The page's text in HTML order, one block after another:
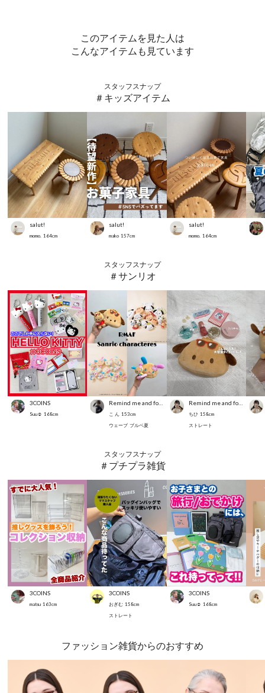
このアイテムを見た人は
こんなアイテムも見ています
スタッフスナップ
＃キッズアイテム
salut!
momo. 164cm
salut!
mako 157cm
salut!
momo. 164cm
スタッフスナップ
＃サンリオ
3COINS
Suu☺︎ 168cm こ ん 153cm
ウェーブ ブルベ夏
Remind me and forever
ちひ 158cm
ストレート
スタッフスナップ
＃プチプラ雑貨
3COINS
matsu 163cm
3COINS
おぎむ 158cm
ストレート
3COINS
Suu☺︎ 168cm
ファッション雑貨からのおすすめ